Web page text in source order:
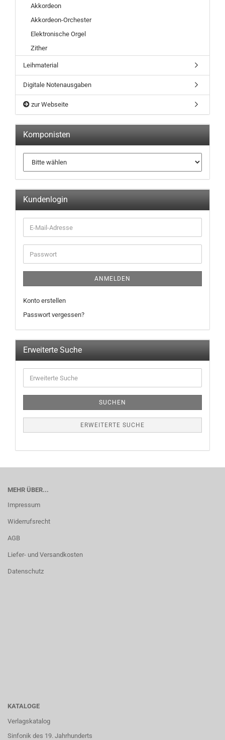
Akkordeon
Akkordeon-Orchester
Elektronische Orgel
Zither
Leihmaterial
Digitale Notenausgaben
zur Webseite
Komponisten
Kundenlogin
ANMELDEN
Konto erstellen
Passwort vergessen?
Erweiterte Suche
SUCHEN
ERWEITERTE SUCHE
MEHR ÜBER...
Impressum
Widerrufsrecht
AGB
Liefer- und Versandkosten
Datenschutz
KATALOGE
Verlagskatalog
Sinfonik des 19. Jahrhunderts